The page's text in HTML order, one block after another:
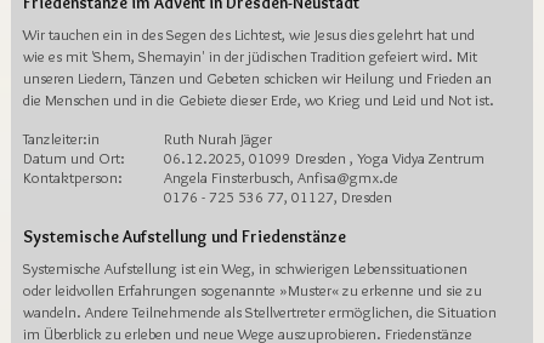
Wir tauchen ein in des Segen des Lichtest, wie Jesus dies gelehrt hat und
wie es mit 'Shem, Shemayin' in der jüdischen Tradition gefeiert wird. Mit
unseren Liedern, Tänzen und Gebeten schicken wir Heilung und Frieden an
die Menschen und in die Gebiete dieser Erde, wo Krieg und Leid und Not ist.
Tanzleiter:in
Ruth Nurah Jäger
Datum und Ort:
06.12.2025, 01099 Dresden , Yoga Vidya Zentrum
Kontaktperson:
Angela Finsterbusch, Anfisa@gmx.de
0176 - 725 536 77, 01127, Dresden
Systemische Aufstellung und Friedenstänze
Systemische Aufstellung ist ein Weg, in schwierigen Lebenssituationen
oder leidvollen Erfahrungen sogenannte »Muster« zu erkenne und sie zu
wandeln. Andere Teilnehmende als Stellvertreter ermöglichen, die Situation
im Überblick zu erleben und neue Wege auszuprobieren. Friedenstänze